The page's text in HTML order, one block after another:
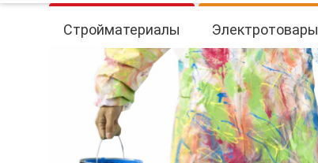
Стройматериалы Электротовары